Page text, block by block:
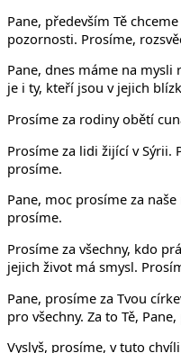
Pane, především Tě
pozornosti. Prosíme,
Pane, dnes máme na
je i ty, kteří jsou v jejich
Prosíme za rodiny obětí
Prosíme za lidi žijící v Sýrii.
prosíme.
Pane, moc prosíme za
prosíme.
Prosíme za všechny, kdo
jejich život má smysl.
Pane, prosíme za Tvou
pro všechny. Za to Tě,
Vyslyš, prosíme, v tuto